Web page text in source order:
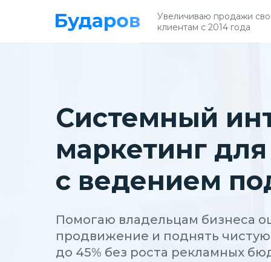
Увеличиваю продажи
клиентам с 2014 года
Системный
маркетинг
с ведением
Помогаю владельцам бизнеса
продвижение и поднять чистую
до 45% без роста рекламных